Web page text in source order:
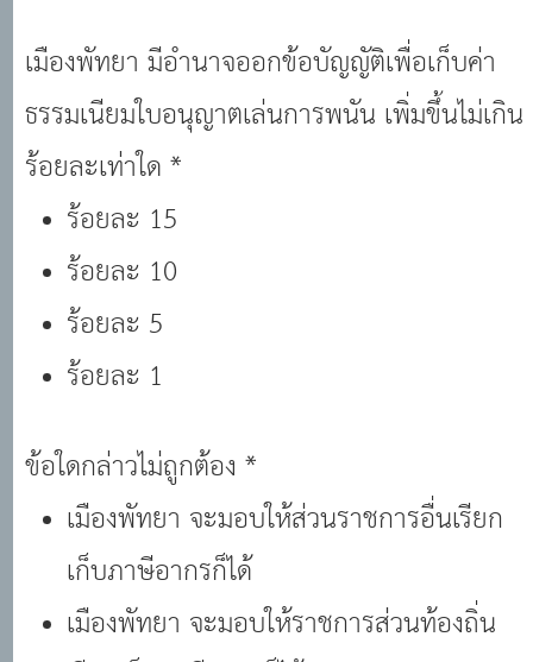
เมืองพัทยา มีอำนาจออกข้อบัญญัติเพื่อเก็บค่า
ธรรมเนียมใบอนุญาตเล่นการพนัน เพิ่มขึ้นไม่เกิน
ร้อยละเท่าใด *
ร้อยละ 15
ร้อยละ 10
ร้อยละ 5
ร้อยละ 1
ข้อใดกล่าวไม่ถูกต้อง *
เมืองพัทยา จะมอบให้ส่วนราชการอื่นเรียก
เก็บภาษีอากรก็ได้
เมืองพัทยา จะมอบให้ราชการส่วนท้องถิ่น